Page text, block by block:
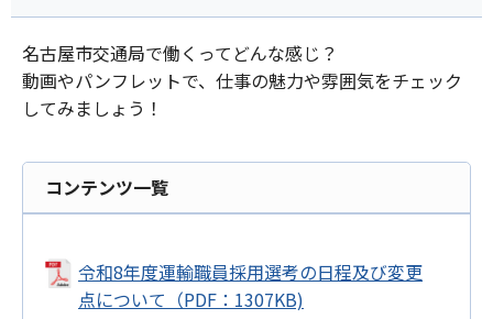
名古屋市交通局で働くってどんな感じ？
動画やパンフレットで、仕事の魅力や雰囲気をチェック
してみましょう！
コンテンツ一覧
令和8年度運輸職員採用選考の日程及び変更
点について（PDF：1307KB)